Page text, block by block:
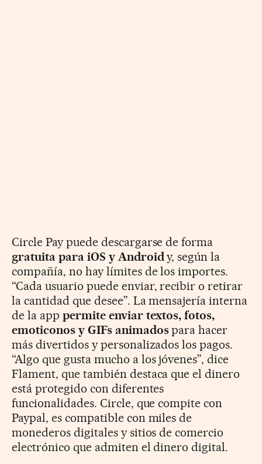
Circle Pay puede descargarse de forma
gratuita para iOS y Androidy, según la
compañía, no hay límites de los importes.
“Cada usuario puede enviar, recibir o retirar
la cantidad que desee”. La mensajería interna
de la app permite enviar textos, fotos,
emoticonos y GIFs animadospara hacer
más divertidos y personalizados los pagos.
“Algo que gusta mucho a los jóvenes”, dice
Flament, que también destaca que el dinero
está protegido con diferentes
funcionalidades. Circle, que compite con
Paypal, es compatible con miles de
monederos digitales y sitios de comercio
electrónico que admiten el dinero digital.